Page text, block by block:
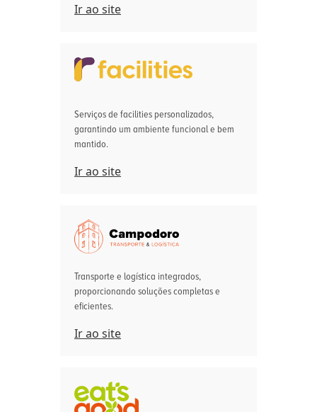
Ir ao site
Serviços de facilities personalizados,
garantindo um ambiente funcional e bem
mantido.
Ir ao site
Transporte e logística integrados,
proporcionando soluções completas e
eficientes.
Ir ao site